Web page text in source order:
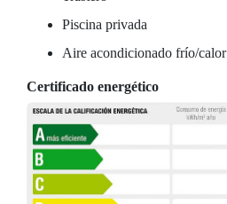
Piscina privada
Aire acondicionado frío/calor
Certificado energético